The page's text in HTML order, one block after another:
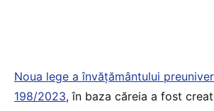
Noua lege a învățământului
198/2023, în baza căreia a fost